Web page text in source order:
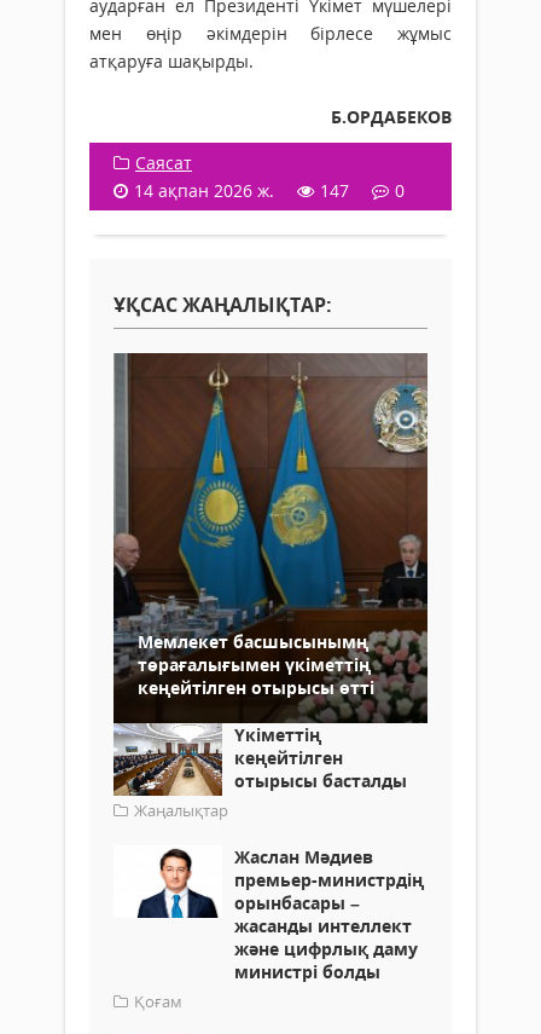
аударған ел Прези­денті Үкімет мүшелері
мен өңір әкімдерін бірлесе жұмыс
атқаруға шақырды.
Б.ОРДАБЕКОВ
Саясат
14 ақпан 2026 ж.
147 0
ҰҚСАС ЖАҢАЛЫҚТАР:
Мемлекет басшысынымң
төрағалығымен үкіметтің
кеңейтілген отырысы өтті
Үкіметтің
кеңейтілген
отырысы басталды
Жаңалықтар
Жаслан Мәдиев
премьер-министрдің
орынбасары –
жасанды интеллект
және цифрлық даму
министрі болды
Қоғам